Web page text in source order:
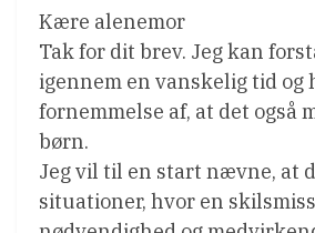
Kære alenemor
Tak for dit brev. Jeg kan
igennem en vanskelig tid og
fornemmelse af, at det også
børn.
Jeg vil til en start nævne, at
situationer, hvor en